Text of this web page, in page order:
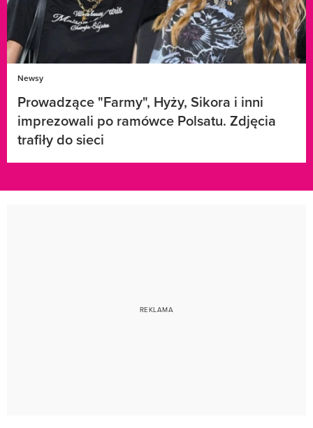
Newsy
Prowadzące "Farmy", Hyży, Sikora i inni
imprezowali po ramówce Polsatu. Zdjęcia
trafiły do sieci